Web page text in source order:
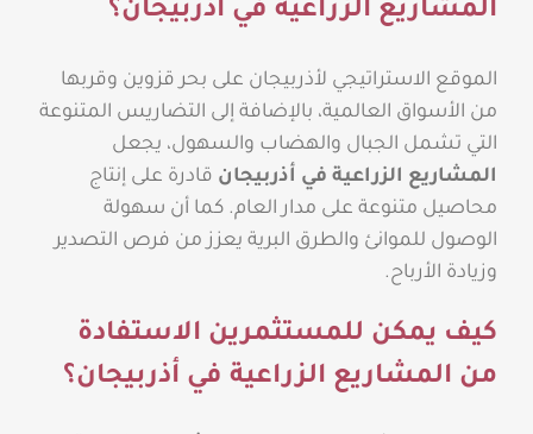
المشاريع الزراعية في أذربيجان؟
الموقع الاستراتيجي لأذربيجان على بحر قزوين وقربها
من الأسواق العالمية، بالإضافة إلى التضاريس المتنوعة
التي تشمل الجبال والهضاب والسهول، يجعل
المشاريع الزراعية في أذربيجان قادرة على إنتاج
محاصيل متنوعة على مدار العام. كما أن سهولة
الوصول للموانئ والطرق البرية يعزز من فرص التصدير
وزيادة الأرباح.
كيف يمكن للمستثمرين الاستفادة
من المشاريع الزراعية في أذربيجان؟